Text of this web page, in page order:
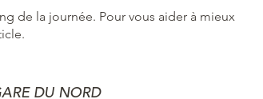
de la journée. Pour vous aider à mieux
DU NORD